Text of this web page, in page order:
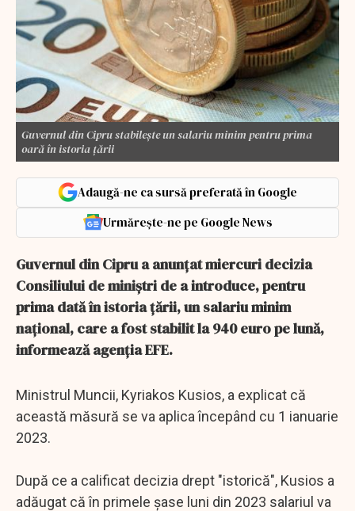
Guvernul din Cipru stabileşte un salariu minim pentru prima
oară în istoria ţării
Adaugă-ne ca sursă preferată în Google
Urmărește-ne pe Google News
Guvernul din Cipru a anunţat miercuri decizia
Consiliului de miniştri de a introduce, pentru
prima dată în istoria ţării, un salariu minim
naţional, care a fost stabilit la 940 euro pe lună,
informează agenţia EFE.
Ministrul Muncii, Kyriakos Kusios, a explicat că
această măsură se va aplica începând cu 1 ianuarie
2023.
După ce a calificat decizia drept "istorică", Kusios a
adăugat că în primele şase luni din 2023 salariul va